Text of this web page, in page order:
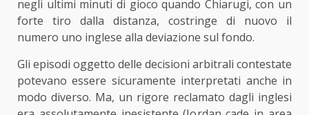
negli ultimi minuti di gioco quando Chiarugi, con un
forte tiro dalla distanza, costringe di nuovo il
numero uno inglese alla deviazione sul fondo.
Gli episodi oggetto delle decisioni arbitrali contestate
potevano essere sicuramente interpretati anche in
modo diverso. Ma, un rigore reclamato dagli inglesi